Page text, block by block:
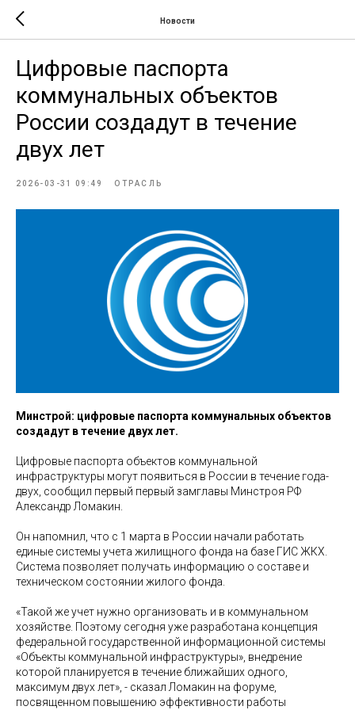
Новости
Цифровые паспорта
коммунальных объектов
России создадут в течение
двух лет
2026-03-31 09:49 ОТРАСЛЬ
Минстрой: цифровые паспорта коммунальных объектов
создадут в течение двух лет.
Цифровые паспорта объектов коммунальной
инфраструктуры могут появиться в России в течение года-
двух, сообщил первый первый замглавы Минстроя РФ
Александр Ломакин.
Он напомнил, что с 1 марта в России начали работать
единые системы учета жилищного фонда на базе ГИС ЖКХ.
Система позволяет получать информацию о составе и
техническом состоянии жилого фонда.
«Такой же учет нужно организовать и в коммунальном
хозяйстве. Поэтому сегодня уже разработана концепция
федеральной государственной информационной системы
«Объекты коммунальной инфраструктуры», внедрение
которой планируется в течение ближайших одного,
максимум двух лет», - сказал Ломакин на форуме,
посвященном повышению эффективности работы